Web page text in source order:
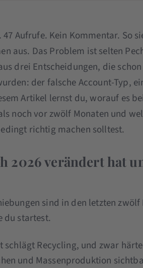
47 Aufrufe. Kein Kommentar. So
aus. Das Problem ist selten
drei Entscheidungen, die
der falsche Account-Typ,
Artikel lernst du, worauf es
noch vor zwölf Monaten und
richtig machen solltest.
2026 verändert hat
sind in den letzten
du startest.
Recycling, und zwar
und Massenproduktion